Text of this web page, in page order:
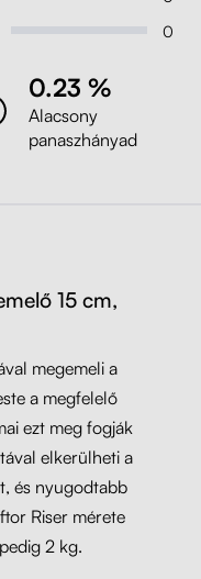
15 cm
15 cm
0
0.23 %
Alacsony
panaszhányad
15 cm,
megemeli a
a megfelelő
ezt meg fogják
elkerülheti a
és nyugodtabb
Riser mérete
2 kg.